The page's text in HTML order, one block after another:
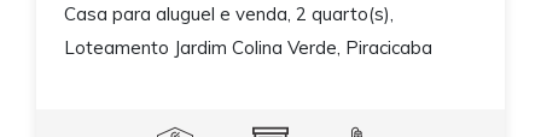
Casa para aluguel e venda, 2 quarto(s),
Loteamento Jardim Colina Verde, Piracicaba